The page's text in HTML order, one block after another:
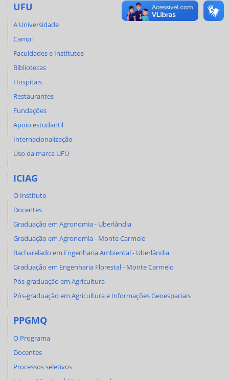
UFU
A Universidade
Campi
Faculdades e Institutos
Bibliotecas
Hospitais
Restaurantes
Fundações
Apoio estudantil
Internacionalização
Uso da marca UFU
ICIAG
O Instituto
Docentes
Graduação em Agronomia - Uberlândia
Graduação em Agronomia - Monte Carmelo
Bacharelado em Engenharia Ambiental - Uberlândia
Graduação em Engenharia Florestal - Monte Carmelo
Pós-graduação em Agricultura
Pós-graduação em Agricultura e Informações Geoespaciais
PPGMQ
O Programa
Docentes
Processos seletivos